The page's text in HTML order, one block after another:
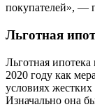
покупателей», —
Льготная
Льготная
2020 году как
условиях
Изначально она